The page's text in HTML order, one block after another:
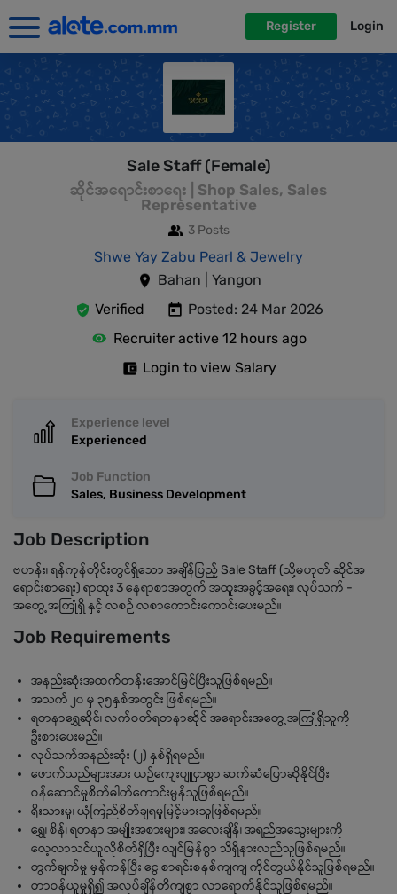
Register Login
Sale Staff (Female)
ဆိုင်အရောင်းစာရေး | Shop Sales, Sales
Representative
3 Posts
Shwe Yay Zabu Pearl & Jewelry
Bahan | Yangon
Verified
Posted: 24 Mar 2026
Recruiter active 12 hours ago
Login to view Salary
Experience level
Experienced
Job Function
Sales, Business Development
Job Description
ဗဟန်း၊ ရန်ကုန်တိုင်းတွင်ရှိသော အချိန်ပြည့် Sale Staff (သို့မဟုတ် ဆိုင်အ
ရောင်းစာရေး) ရာထူး 3 နေရာစာအတွက် အထူးအခွင့်အရေး၊ လုပ်သက် -
အတွေ့အကြုံရှိ နှင့် လစဉ် လစာကောင်းကောင်းပေးမည်။
Job Requirements
အနည်းဆုံးအထက်တန်းအောင်မြင်ပြီးသူဖြစ်ရမည်။
အသက် ၂၀ မှ ၃၅နှစ်အတွင်း ဖြစ်ရမည်။
ရတနာရွှေဆိုင်၊ လက်ဝတ်ရတနာဆိုင် အရောင်းအတွေ့အကြုံရှိသူကို
ဦးစားပေးမည်။
လုပ်သက်အနည်းဆုံး (၂) နှစ်ရှိရမည်။
ဖောက်သည်များအား ယဉ်ကျေးပျူငှာစွာ ဆက်ဆံပြောဆိုနိုင်ပြီး
ဝန်ဆောင်မှုစိတ်ဓါတ်ကောင်းမွန်သူဖြစ်ရမည်။
ရိုးသားမှု၊ ယုံကြည်စိတ်ချရမှုမြင့်မားသူဖြစ်ရမည်။
ရွှေ၊ စိန်၊ ရတနာ အမျိုးအစားများ၊ အလေးချိန်၊ အရည်အသွေးများကို
လေ့လာသင်ယူလိုစိတ်ရှိပြီး လျင်မြန်စွာ သိရှိနားလည်သူဖြစ်ရမည်။
တွက်ချက်မှု မှန်ကန်ပြီး ငွေ စာရင်းစနစ်ကျကျ ကိုင်တွယ်နိုင်သူဖြစ်ရမည်။
တာဝန်ယူမှုရှိ၍ အလုပ်ချိန်တိကျစွာ လာရောက်နိုင်သူဖြစ်ရမည်။